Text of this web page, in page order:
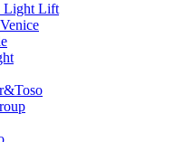
Light Lift